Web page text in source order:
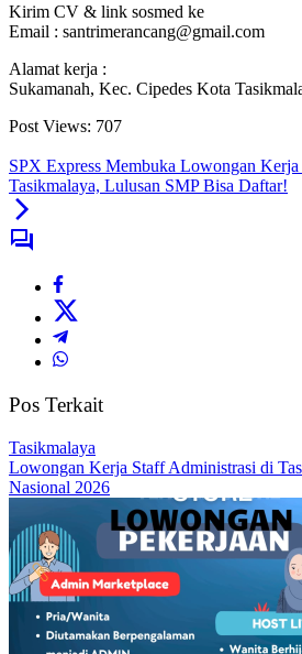
Kirim CV & link sosmed ke
Email : santrimerancang@gmail.com
Alamat kerja :
Sukamanah, Kec. Cipedes Kota
Post Views: 707
SPX Express Membuka Lowongan
Tasikmalaya, Lulusan SMP Bisa Daftar!
Pos Terkait
Tasikmalaya
Lowongan Kerja Staff Administrasi di
Nasional 2026